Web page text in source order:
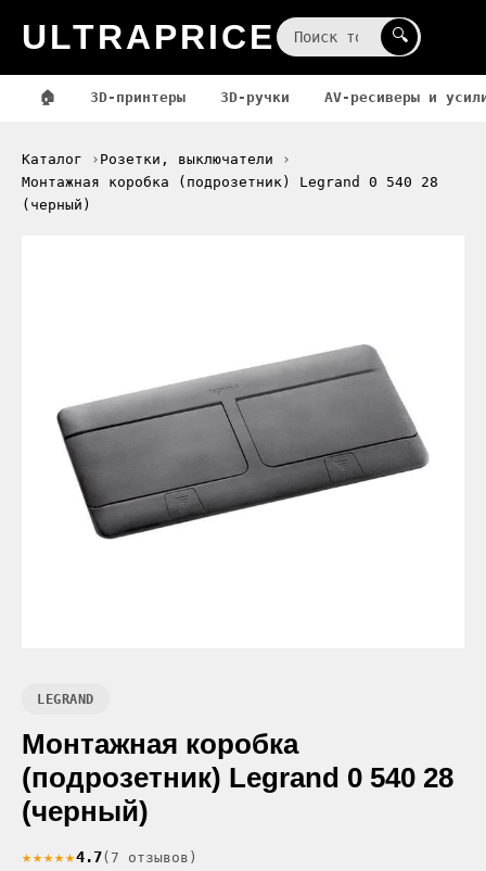
ULTRAPRICE 🔍
🏠 3D-принтеры 3D-ручки AV-ресиверы и
Каталог
Розетки, выключатели
Монтажная коробка (подрозетник) Legrand 0 540 28
(черный)
LEGRAND
Монтажная коробка
(подрозетник) Legrand 0 540 28
(черный)
★★★★★4.7(7 отзывов)